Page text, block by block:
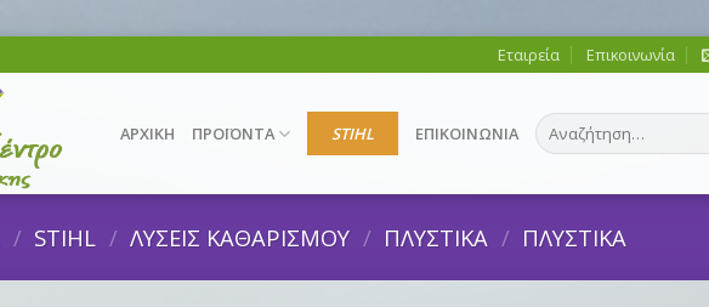
Εταιρεία Επικοινωνία
ΑΡΧΙΚΗ ΠΡΟΪΟΝΤΑ STIHL ΕΠΙΚΟΙΝΩΝΙΑ
Αναζήτηση
για:
/ STIHL / ΛΥΣΕΙΣ ΚΑΘΑΡΙΣΜΟΥ / ΠΛΥΣΤΙΚΑ / ΠΛΥΣΤΙΚΑ